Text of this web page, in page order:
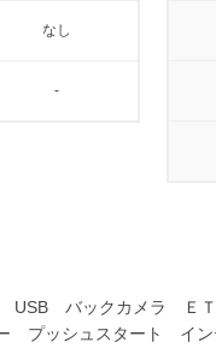
なし
-
バックカメラ Ｅ
プッシュスタート イ